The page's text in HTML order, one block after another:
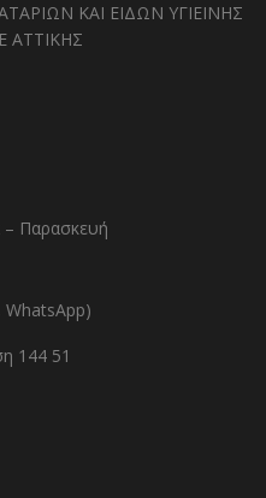
ΚΑΙ ΕΙΔΩΝ ΥΓΙΕΙΝΗΣ
ΑΤΤΙΚΗΣ
– Παρασκευή
WhatsApp)
144 51